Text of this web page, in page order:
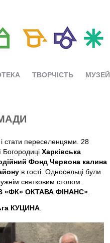
ТВОРЧІСТЬ МУЗЕЙ
стати переселенцями. 28
Богородиці Харківська
Фонд Червона калина
в гості. Односельці були
святковим столом.
«ФК» ОКТАВА ФІНАНС»
КУЦИНА